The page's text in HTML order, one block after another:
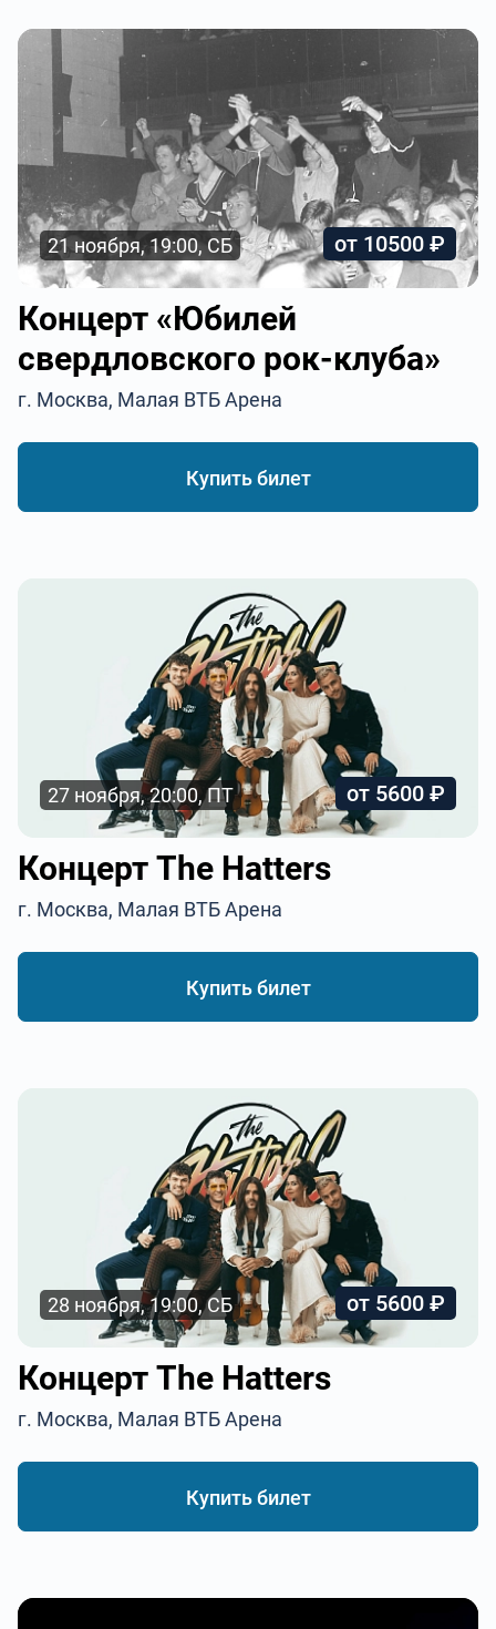
21 ноября, 19:00, СБ от 10500 ₽
Концерт «Юбилей
свердловского рок-клуба»
г. Москва, Малая ВТБ Арена
Купить билет
27 ноября, 20:00, ПТ от 5600 ₽
Концерт The Hatters
г. Москва, Малая ВТБ Арена
Купить билет
28 ноября, 19:00, СБ от 5600 ₽
Концерт The Hatters
г. Москва, Малая ВТБ Арена
Купить билет